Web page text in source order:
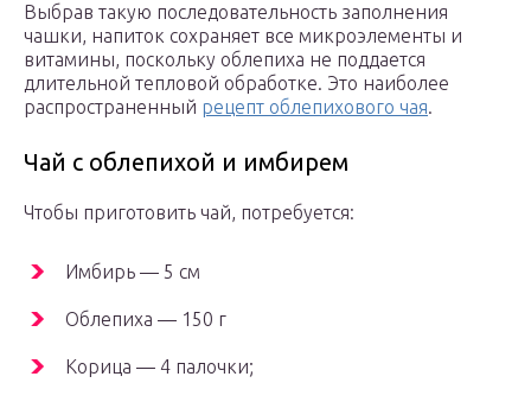
Выбрав такую последовательность заполнения
чашки, напиток сохраняет все микроэлементы и
витамины, поскольку облепиха не поддается
длительной тепловой обработке. Это наиболее
распространенный рецепт облепихового чая.
Чай с облепихой и имбирем
Чтобы приготовить чай, потребуется:
Имбирь — 5 см
Облепиха — 150 г
Корица — 4 палочки;